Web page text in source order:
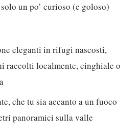
un po’ curioso (e goloso)
eleganti in rifugi nascosti,
raccolti localmente, cinghiale o
che tu sia accanto a un fuoco
panoramici sulla valle